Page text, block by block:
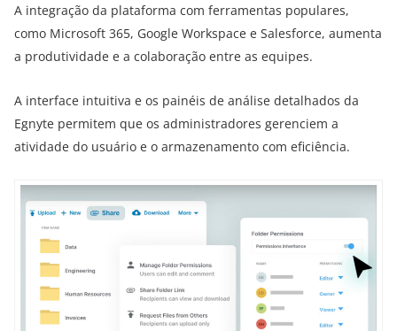
A integração da plataforma com ferramentas populares,
como Microsoft 365, Google Workspace e Salesforce, aumenta
a produtividade e a colaboração entre as equipes.
A interface intuitiva e os painéis de análise detalhados da
Egnyte permitem que os administradores gerenciem a
atividade do usuário e o armazenamento com eficiência.